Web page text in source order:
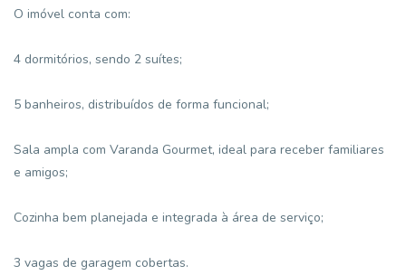
O imóvel conta com:
4 dormitórios, sendo 2 suítes;
5 banheiros, distribuídos de forma funcional;
Sala ampla com Varanda Gourmet, ideal para receber familiares
e amigos;
Cozinha bem planejada e integrada à área de serviço;
3 vagas de garagem cobertas.